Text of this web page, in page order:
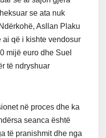
se ata nuk
Asllan Plaku
që i kishte vendosur
mijë euro dhe Suel
të ndryshuar
në proces dhe ka
seanca është
të pranishmit dhe nga